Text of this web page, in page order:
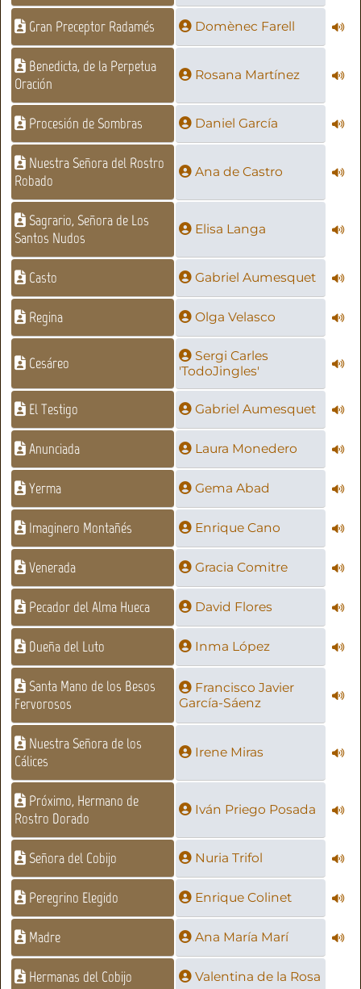
Gran Preceptor Radamés Domènec Farell
Benedicta, de la Perpetua
Oración
Rosana Martínez
Procesión de Sombras Daniel García
Nuestra Señora del Rostro
Robado
Ana de Castro
Sagrario, Señora de Los
Santos Nudos
Elisa Langa
Casto Gabriel Aumesquet
Regina Olga Velasco
Cesáreo
Sergi Carles
'TodoJingles'
El Testigo Gabriel Aumesquet
Anunciada Laura Monedero
Yerma Gema Abad
Imaginero Montañés Enrique Cano
Venerada Gracia Comitre
Pecador del Alma Hueca David Flores
Dueña del Luto Inma López
Santa Mano de los Besos
Fervorosos
Francisco Javier
García-Sáenz
Nuestra Señora de los
Cálices
Irene Miras
Próximo, Hermano de
Rostro Dorado
Iván Priego Posada
Señora del Cobijo Nuria Trifol
Peregrino Elegido Enrique Colinet
Madre Ana María Marí
Hermanas del Cobijo Valentina de la Rosa